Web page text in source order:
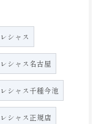
シャス
シャス名古屋
シャス千種今池
シャス正規店